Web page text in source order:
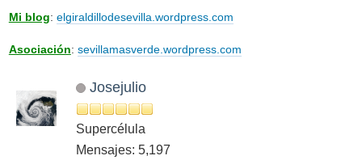
Mi blog: elgiraldillodesevilla.wordpress.com
Asociación: sevillamasverde.wordpress.com
Josejulio
Supercélula
Mensajes: 5,197